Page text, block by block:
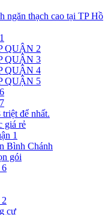
ngăn thạch cao tại TP Hồ
QUẬN 2
QUẬN 3
QUẬN 4
QUẬN 5
để nhất.
giá rẻ
1
Bình Chánh
gói
6
cư